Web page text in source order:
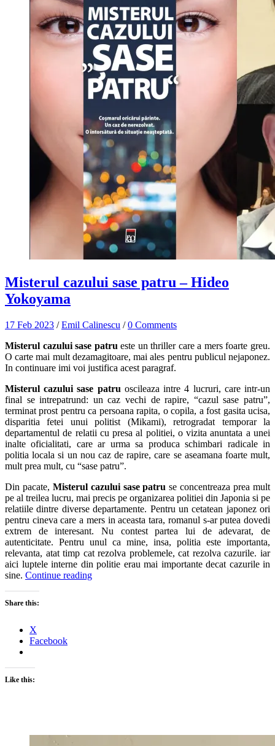
Misterul cazului sase patru – Hideo
Yokoyama
17 Feb 2023 /Emil Calinescu /0 Comments
Misterul cazului sase patru este un thriller care a mers foarte greu.
O carte mai mult dezamagitoare, mai ales pentru publicul nejaponez.
In continuare imi voi justifica acest paragraf.
Misterul cazului sase patru oscileaza intre 4 lucruri, care intr-un
final se intrepatrund: un caz vechi de rapire, “cazul sase patru”,
terminat prost pentru ca persoana rapita, o copila, a fost gasita ucisa,
disparitia fetei unui politist (Mikami), retrogradat temporar la
departamentul de relatii cu presa al politiei, o vizita anuntata a unei
inalte oficialitati, care ar urma sa produca schimbari radicale in
politia locala si un nou caz de rapire, care se aseamana foarte mult,
mult prea mult, cu “sase patru”.
Din pacate, Misterul cazului sase patru se concentreaza prea mult
pe al treilea lucru, mai precis pe organizarea politiei din Japonia si pe
relatiile dintre diverse departamente. Pentru un cetatean japonez ori
pentru cineva care a mers in aceasta tara, romanul s-ar putea dovedi
extrem de interesant. Nu contest partea lui de adevarat, de
autenticitate. Pentru unul ca mine, insa, politia este importanta,
relevanta, atat timp cat rezolva problemele, cat rezolva cazurile. iar
aici luptele interne din politie erau mai importante decat cazurile in
sine. Continue reading
Share this:
X
Facebook
Like this: